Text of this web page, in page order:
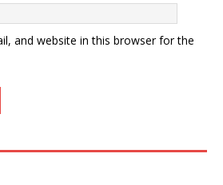
and website in this browser for the